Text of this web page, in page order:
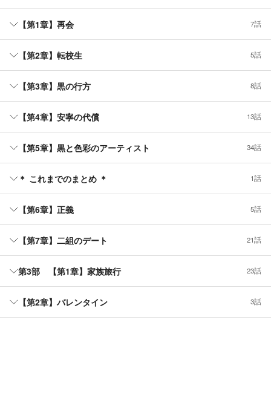
【第1章】再会 7話
【第2章】転校生 5話
【第3章】黒の行方 8話
【第4章】安寧の代償 13話
【第5章】黒と色彩のアーティスト 34話
＊ これまでのまとめ ＊ 1話
【第6章】正義 5話
【第7章】二組のデート 21話
第3部 【第1章】家族旅行 23話
【第2章】バレンタイン 3話